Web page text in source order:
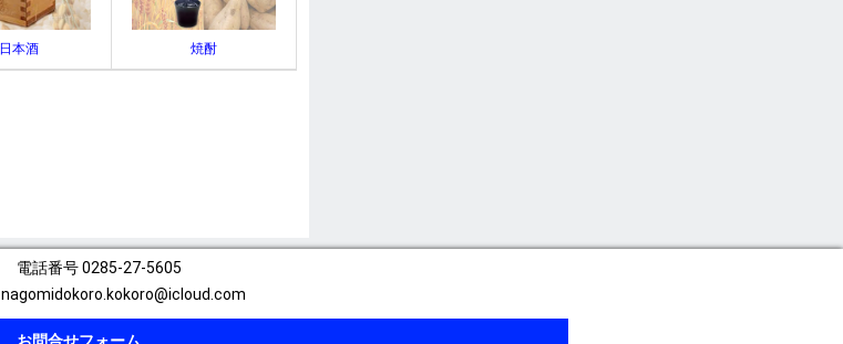
日本酒 焼酎
電話番号 0285-27-5605
nagomidokoro.kokoro@icloud.com
お問合せフォーム